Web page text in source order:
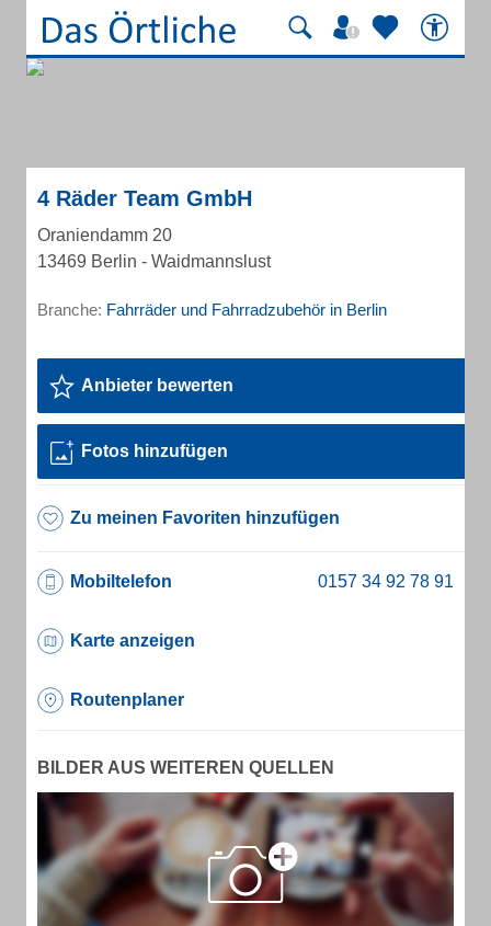
4 Räder Team GmbH
Oraniendamm 20
13469 Berlin - Waidmannslust
Branche: Fahrräder und Fahrradzubehör in Berlin
Anbieter bewerten
Fotos hinzufügen
Zu meinen Favoriten hinzufügen
Mobiltelefon
Karte anzeigen
Routenplaner
BILDER AUS WEITEREN QUELLEN